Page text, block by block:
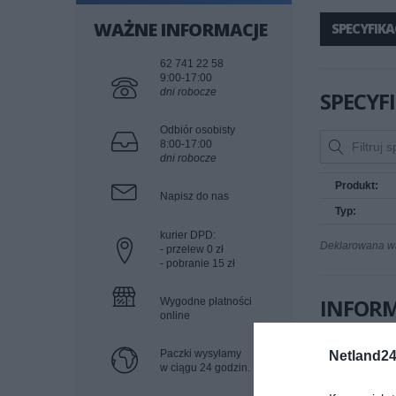
WAŻNE INFORMACJE
62 741 22 58
9:00-17:00
dni robocze
Odbiór osobisty
8:00-17:00
dni robocze
Napisz do nas
kurier DPD:
- przelew 0 zł
- pobranie 15 zł
Wygodne płatności
online
Paczki wysyłamy
w ciągu 24 godzin.
Produkt:
Typ:
Deklarowana
Kod